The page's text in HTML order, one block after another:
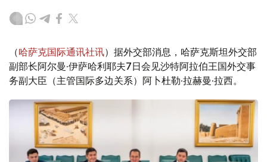
（哈萨克国际通讯社讯）据外交部消息，哈萨克斯坦外交部
副部长阿尔曼·伊萨哈利耶夫7日会见沙特阿拉伯王国外交事
务副大臣（主管国际多边关系）阿卜杜勒·拉赫曼·拉西。